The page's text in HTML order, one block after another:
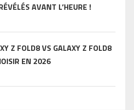
AVANT L’HEURE !
Z FOLD8 VS GALAXY Z FOLD8
EN 2026